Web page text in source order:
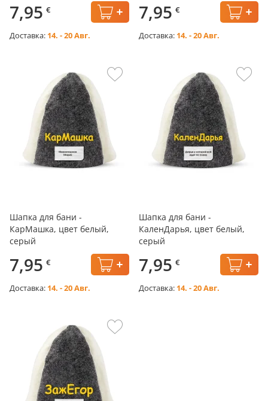
7,95 €
Доставка: 14. - 20 Авг.
7,95 €
Доставка: 14. - 20 Авг.
Шапка для бани -
КарМашка, цвет белый,
серый
7,95 €
Доставка: 14. - 20 Авг.
Шапка для бани -
КаленДарья, цвет белый,
серый
7,95 €
Доставка: 14. - 20 Авг.